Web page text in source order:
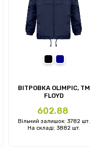
ВІТРОВКА OLIMPIC, TM
FLOYD
Ціна
602.88
Вільний залишок: 3782 шт.
На складі: 3882 шт.